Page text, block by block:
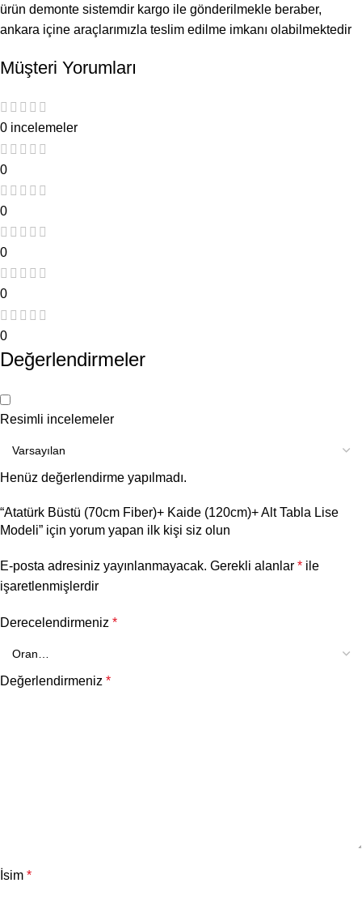
ürün demonte sistemdir kargo ile gönderilmekle beraber,
ankara içine araçlarımızla teslim edilme imkanı olabilmektedir
Müşteri Yorumları
0 incelemeler
0
0
0
0
0
Değerlendirmeler
Resimli incelemeler
Henüz değerlendirme yapılmadı.
“Atatürk Büstü (70cm Fiber)+ Kaide (120cm)+ Alt Tabla Lise
Modeli” için yorum yapan ilk kişi siz olun
E-posta adresiniz yayınlanmayacak. Gerekli alanlar * ile
işaretlenmişlerdir
Derecelendirmeniz *
Değerlendirmeniz *
İsim *